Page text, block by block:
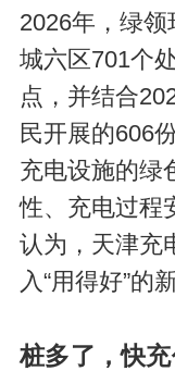
2026年，绿
城六区701个
点，并结合
民开展的606
充电设施的绿
性、充电过程
认为，天津充
入“用得好”的
桩多了，快